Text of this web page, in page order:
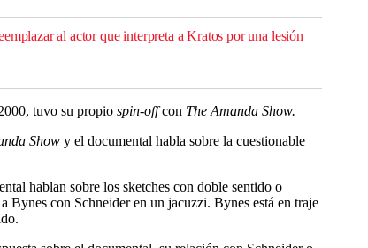
al actor que interpreta a Kratos por una lesión
tuvo su propio spin-offcon The Amanda Show.
Show y el documental habla sobre la cuestionable
hablan sobre los sketches con doble sentido o
Bynes con Schneider en un jacuzzi. Bynes está en traje